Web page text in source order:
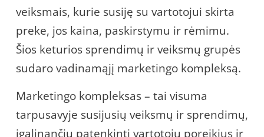
veiksmais, kurie susiję su vartotojui skirta
preke, jos kaina, paskirstymu ir rėmimu.
Šios keturios sprendimų ir veiksmų grupės
sudaro vadinamąjį marketingo kompleksą.
Marketingo kompleksas – tai visuma
tarpusavyje susijusių veiksmų ir sprendimų,
įgalinančių patenkinti vartotojų poreikius ir